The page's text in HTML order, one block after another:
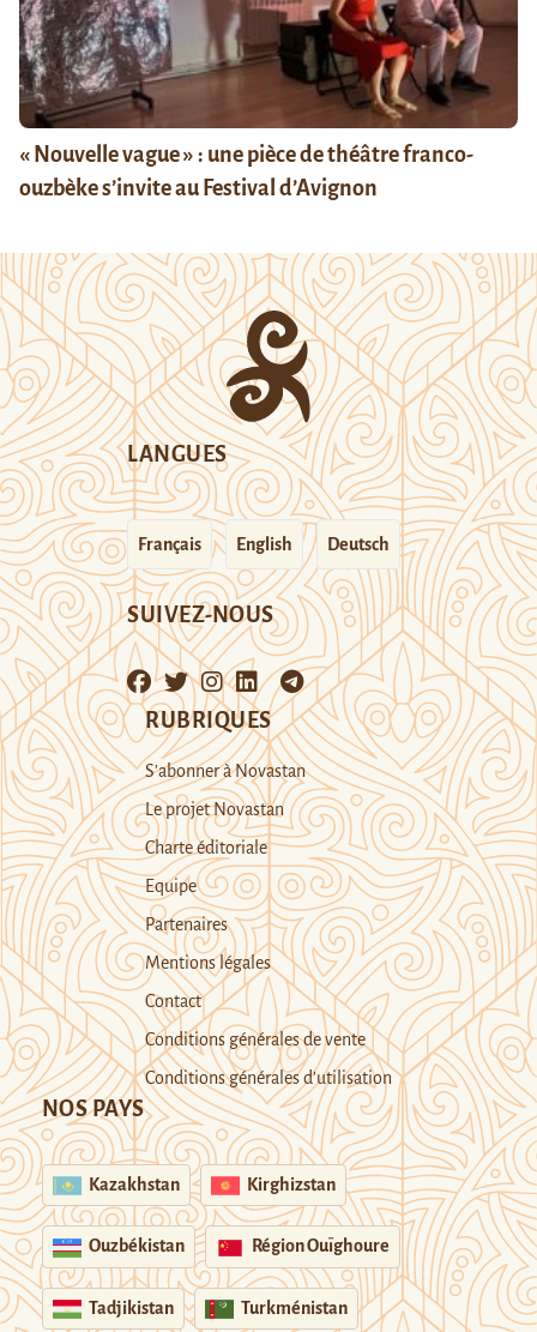
« Nouvelle vague » : une pièce de théâtre franco-
ouzbèke s’invite au Festival d’Avignon
LANGUES
Français English Deutsch
SUIVEZ-NOUS
RUBRIQUES
S’abonner à Novastan
Le projet Novastan
Charte éditoriale
Equipe
Partenaires
Mentions légales
Contact
Conditions générales de vente
Conditions générales d’utilisation
NOS PAYS
Kazakhstan Kirghizstan
Ouzbékistan Région Ouïghoure
Tadjikistan Turkménistan